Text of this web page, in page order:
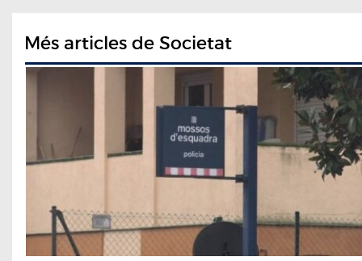
Més articles de Societat